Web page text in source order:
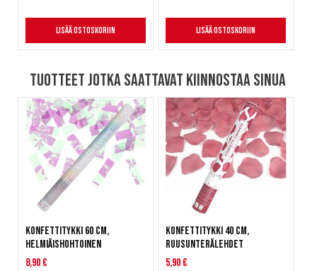
Lisää ostoskoriin Lisää ostoskoriin
Tuotteet jotka saattavat kiinnostaa sinua
Konfettitykki 60 cm,
helmiäishohtoinen
8,90 €
Konfettitykki 40 cm,
ruusunterälehdet
5,90 €